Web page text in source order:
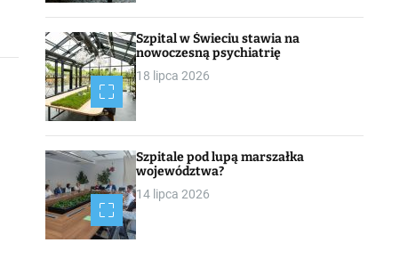
Szpital w Świeciu stawia na
nowoczesną psychiatrię
18 lipca 2026
Szpitale pod lupą marszałka
województwa?
14 lipca 2026